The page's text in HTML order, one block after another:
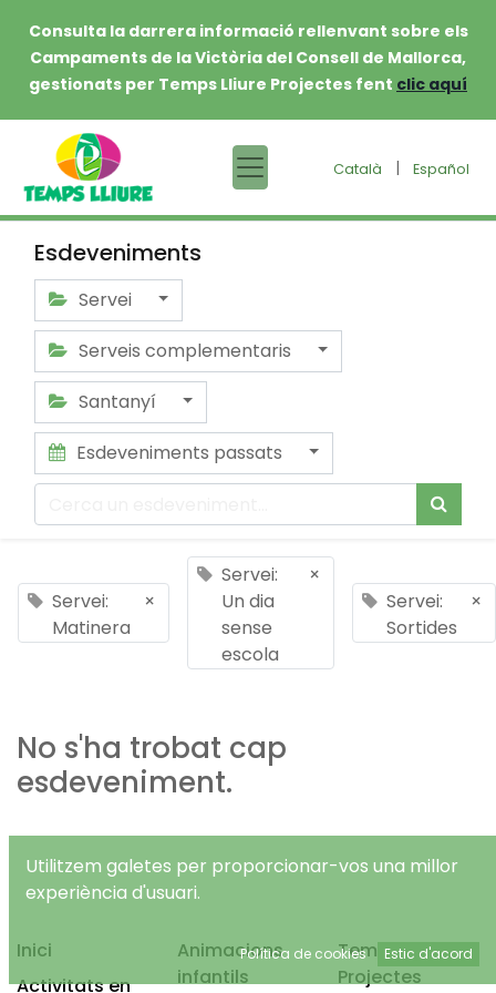
Consulta la darrera informació rellenvant sobre els
Campaments de la Victòria del Consell de Mallorca,
gestionats per Temps Lliure Projectes fent clic aquí
Català | Español
Esdeveniments
Servei
Serveis complementaris
Santanyí
Esdeveniments passats
Servei:
Matinera
×
Servei:
Un dia
sense
escola
×
Servei:
Sortides
×
No s'ha trobat cap
esdeveniment.
Inici
Activitats en
Animacions
infantils
Temps Lliure
Projectes
Utilitzem galetes per proporcionar-vos una millor
experiència d'usuari.
Política de cookies Estic d'acord